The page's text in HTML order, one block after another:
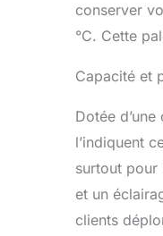
conserver
°C. Cette
Capacité et
Dotée
l’indiquent
surtout pour
et un
clients